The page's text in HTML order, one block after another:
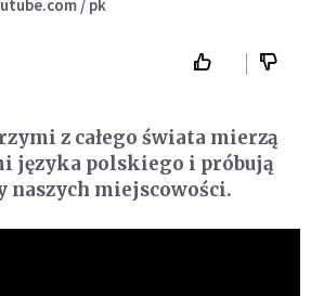
/ pk
z całego świata mierzą
języka polskiego i próbują
naszych miejscowości.